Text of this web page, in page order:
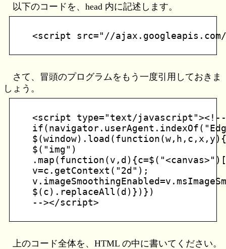
以下のコードを、head 内に記述します。
さて、冒頭のプログラムをもう一度引用しておきま
しょう。
<script type="text/javascript"><!--
$("img")
v=c.getContext("2d");
$(c).replaceAll(d)})})
上のコード全体を、HTML の中に書いてください。